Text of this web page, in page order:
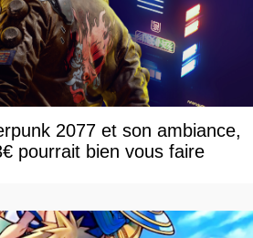
2077 et son ambiance,
pourrait bien vous faire